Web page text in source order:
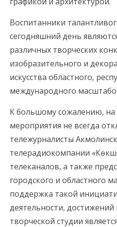
Воспитанники
сегодняшний день
различных творческих
изобразительного и
искусства областного,
международного
К большому сожалению,
мероприятия не всегда
тележурналисты
телерадиокомпании
телеканалов, а также
городского и областного
поддержка такой
деятельности,
творческой студии